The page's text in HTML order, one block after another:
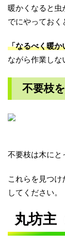
暖かくなると虫
でにやっておく
「なるべく暖か
ながら作業しな
不要枝
不要枝は木にと
これらを見つ
してください。
丸坊主